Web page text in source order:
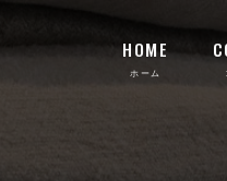
HOME